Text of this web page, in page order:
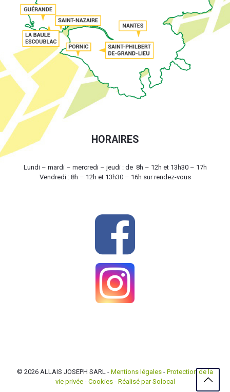
HORAIRES
Lundi – mardi – mercredi – jeudi : de 8h – 12h et 13h30 – 17h
Vendredi : 8h – 12h et 13h30 – 16h sur rendez-vous
© 2026 ALLAIS JOSEPH SARL - Mentions légales - Protection de la
vie privée- Cookies- Réalisé par Solocal